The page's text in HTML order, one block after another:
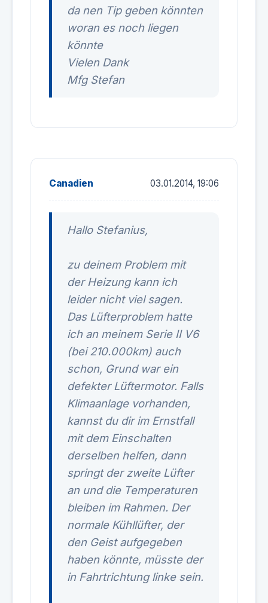
da nen Tip geben könnten
woran es noch liegen
könnte
Vielen Dank
Mfg Stefan
Canadien 03.01.2014, 19:06
Hallo Stefanius,
zu deinem Problem mit
der Heizung kann ich
leider nicht viel sagen.
Das Lüfterproblem hatte
ich an meinem Serie II V6
(bei 210.000km) auch
schon, Grund war ein
defekter Lüftermotor. Falls
Klimaanlage vorhanden,
kannst du dir im Ernstfall
mit dem Einschalten
derselben helfen, dann
springt der zweite Lüfter
an und die Temperaturen
bleiben im Rahmen. Der
normale Kühllüfter, der
den Geist aufgegeben
haben könnte, müsste der
in Fahrtrichtung linke sein.